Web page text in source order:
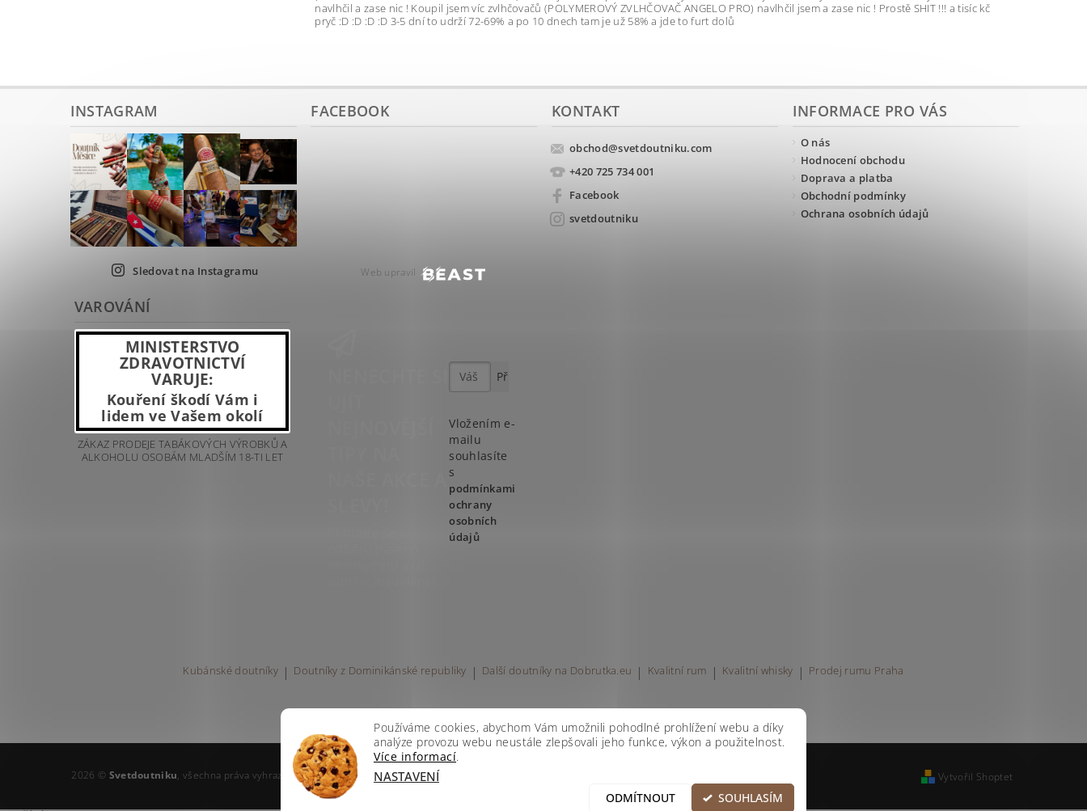
navlhčil a zase nic ! Koupil jsem víc zvlhčovačů (POLYMEROVÝ ZVLHČOVAČ ANGELO PRO) navlhčil jsem a zase nic ! Prostě SHIT !!! a tisíc kč
pryč :D :D :D :D 3-5 dní to udrží 72-69% a po 10 dnech tam je už 58% a jde to furt dolů
INSTAGRAM
Sledovat na Instagramu
FACEBOOK KONTAKT
obchod@svetdoutniku.com
+420 725 734 001
Facebook
svetdoutniku
INFORMACE PRO VÁS
O nás
Hodnocení obchodu
Doprava a platba
Obchodní podmínky
Ochrana osobních údajů
VAROVÁNÍ
MINISTERSTVO
ZDRAVOTNICTVÍ
VARUJE:
Kouření škodí Vám i
lidem ve Vašem okolí
ZÁKAZ PRODEJE TABÁKOVÝCH VÝROBKŮ A
ALKOHOLU OSOBÁM MLADŠÍM 18-TI LET
Web upravil
Vložením e-
mailu
souhlasíte
s
podmínkami
ochrany
osobních
údajů
Kubánské doutníky | Doutníky z Dominikánské republiky | Další doutníky na Dobrutka.eu | Kvalitní rum | Kvalitní whisky | Prodej rumu Praha
2026 © Svetdoutniku, všechna práva vyhrazenaUpravit nastavení cookies Vytvořil Shoptet
Používáme cookies, abychom Vám umožnili pohodlné prohlížení webu a díky
analýze provozu webu neustále zlepšovali jeho funkce, výkon a použitelnost.
Více informací.
NASTAVENÍ
ODMÍTNOUT SOUHLASÍM